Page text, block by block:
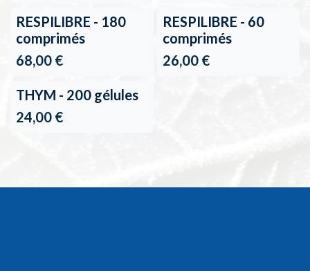
En rupture de stock
RESPILIBRE - 180
comprimés
68,00 €
RESPILIBRE - 60
comprimés
26,00€
THYM - 200 gélules
24,00 €